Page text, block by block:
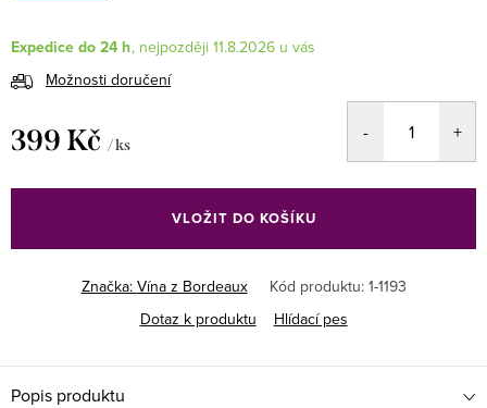
Expedice do 24 h
11.8.2026
Možnosti doručení
399 Kč / ks
cena:
VLOŽIT DO KOŠÍKU
Značka: Vína z Bordeaux Kód produktu: 1-1193
Dotaz k produktu
Hlídací pes
Popis produktu